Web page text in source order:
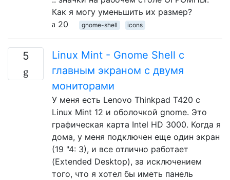
Как я могу уменьшить их размер?
20
gnome-shell icons
5
Linux Mint - Gnome Shell с
главным экраном с двумя
мониторами
У меня есть Lenovo Thinkpad T420 с
Linux Mint 12 и оболочкой gnome. Это
графическая карта Intel HD 3000. Когда я
дома, у меня подключен еще один экран
(19 "4: 3), и все отлично работает
(Extended Desktop), за исключением
того, что я хотел бы иметь панель